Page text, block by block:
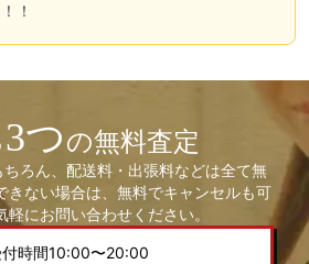
！
3つの無料査定
ろん、配送料・出張料などは全て無
きない場合は、無料でキャンセルも可
にお問い合わせください。
時間10:00〜20:00